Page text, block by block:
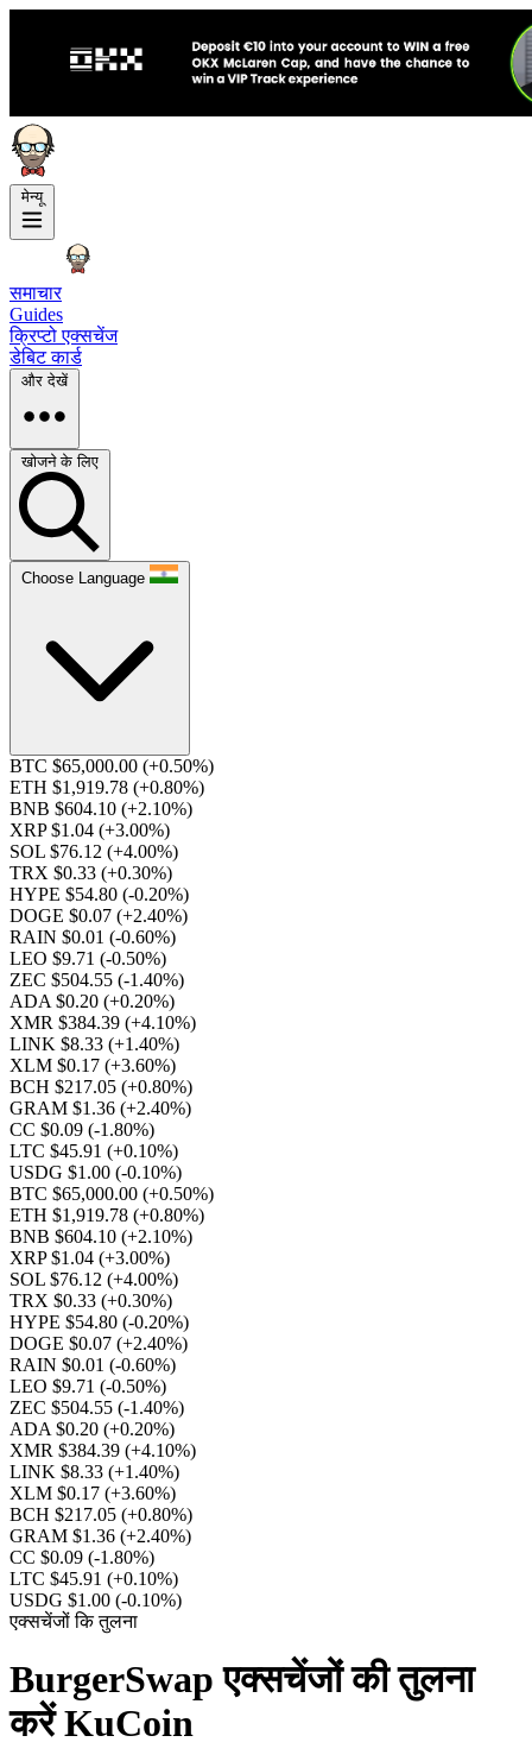
मेन्यू
समाचार
Guides
क्रिप्टो एक्सचेंज
डेबिट कार्ड
और देखें
खोजने के लिए
Choose Language
BTC $65,000.00 (+0.50%)
ETH $1,919.78 (+0.80%)
BNB $604.10 (+2.10%)
XRP $1.04 (+3.00%)
SOL $76.12 (+4.00%)
TRX $0.33 (+0.30%)
HYPE $54.80 (-0.20%)
DOGE $0.07 (+2.40%)
RAIN $0.01 (-0.60%)
LEO $9.71 (-0.50%)
ZEC $504.55 (-1.40%)
ADA $0.20 (+0.20%)
XMR $384.39 (+4.10%)
LINK $8.33 (+1.40%)
XLM $0.17 (+3.60%)
BCH $217.05 (+0.80%)
GRAM $1.36 (+2.40%)
CC $0.09 (-1.80%)
LTC $45.91 (+0.10%)
USDG $1.00 (-0.10%)
BTC $65,000.00 (+0.50%)
ETH $1,919.78 (+0.80%)
BNB $604.10 (+2.10%)
XRP $1.04 (+3.00%)
SOL $76.12 (+4.00%)
TRX $0.33 (+0.30%)
HYPE $54.80 (-0.20%)
DOGE $0.07 (+2.40%)
RAIN $0.01 (-0.60%)
LEO $9.71 (-0.50%)
ZEC $504.55 (-1.40%)
ADA $0.20 (+0.20%)
XMR $384.39 (+4.10%)
LINK $8.33 (+1.40%)
XLM $0.17 (+3.60%)
BCH $217.05 (+0.80%)
GRAM $1.36 (+2.40%)
CC $0.09 (-1.80%)
LTC $45.91 (+0.10%)
USDG $1.00 (-0.10%)
एक्सचेंजों कि तुलना
BurgerSwap एक्सचेंजों की तुलना
करें KuCoin